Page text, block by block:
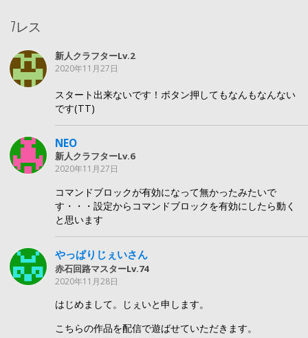
7レス
新人クラフターLv.2
2020年11月27日
スタート出来ないです！ボタン押してもなんもなんない
です(TT)
NEO
新人クラフターLv.6
2020年11月27日
コマンドブロックが有効になって無かったみたいで
す・・・設定からコマンドブロックを有効にしたら動く
と思います
やっぱりじぇいさん
赤石回路マスターLv.74
2020年11月28日
はじめまして。じぇいと申します。
こちらの作品を配信で遊ばせていただきます。